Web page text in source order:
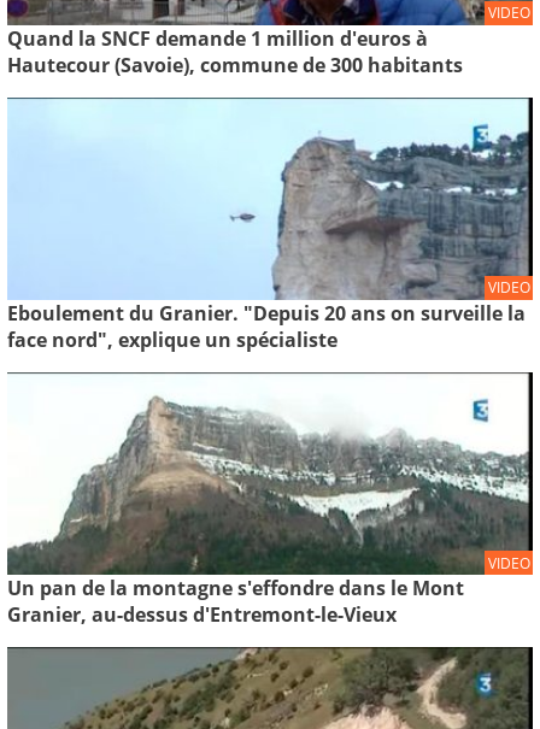
VIDEO
Quand la SNCF demande 1 million d'euros à
Hautecour (Savoie), commune de 300 habitants
VIDEO
Eboulement du Granier. "Depuis 20 ans on surveille la
face nord", explique un spécialiste
VIDEO
Un pan de la montagne s'effondre dans le Mont
Granier, au-dessus d'Entremont-le-Vieux